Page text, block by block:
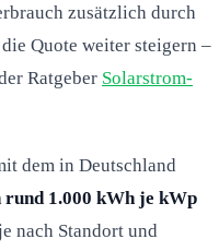
zusätzlich durch
Quote weiter steigern –
Ratgeber Solarstrom-
dem in Deutschland
1.000 kWh je kWp
nach Standort und